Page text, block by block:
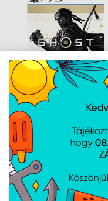
Ghost Dir Cut -
Remaster (PS5)/EAS